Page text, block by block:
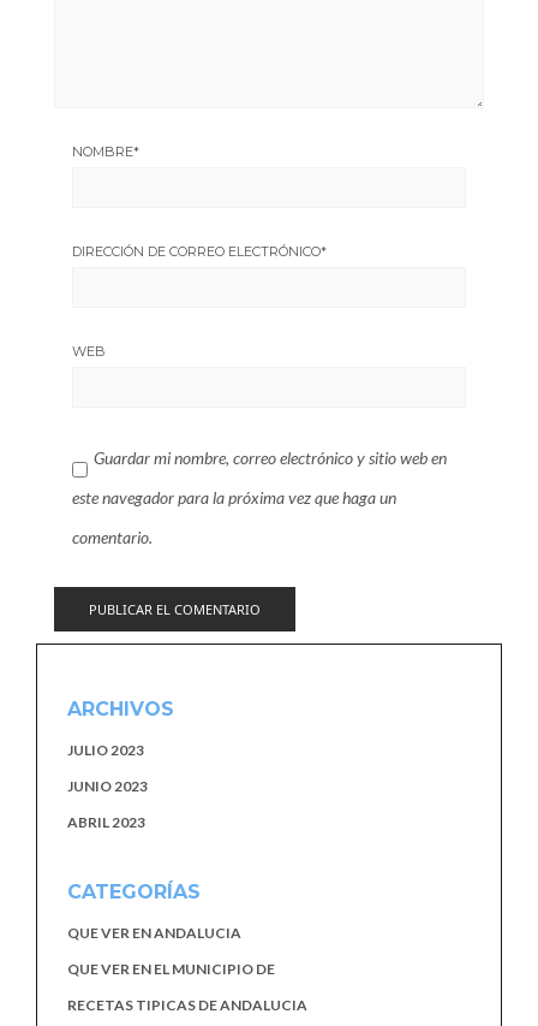
NOMBRE*
DIRECCIÓN DE CORREO ELECTRÓNICO*
WEB
Guardar mi nombre, correo electrónico y sitio web en
este navegador para la próxima vez que haga un
comentario.
ARCHIVOS
JULIO 2023
JUNIO 2023
ABRIL 2023
CATEGORÍAS
QUE VER EN ANDALUCIA
QUE VER EN EL MUNICIPIO DE
RECETAS TIPICAS DE ANDALUCIA